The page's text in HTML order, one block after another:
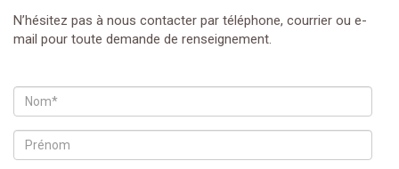
N’hésitez pas à nous contacter par téléphone, courrier ou e-
mail pour toute demande de renseignement.